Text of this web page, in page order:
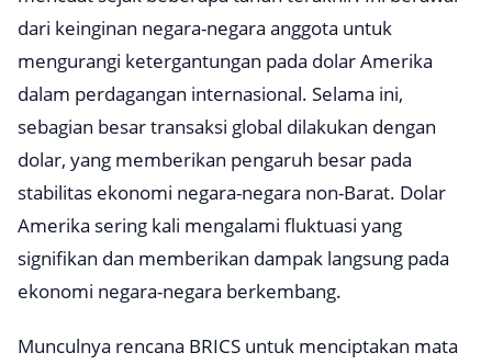
dari keinginan negara-negara anggota untuk
mengurangi ketergantungan pada dolar Amerika
dalam perdagangan internasional. Selama ini,
sebagian besar transaksi global dilakukan dengan
dolar, yang memberikan pengaruh besar pada
stabilitas ekonomi negara-negara non-Barat. Dolar
Amerika sering kali mengalami fluktuasi yang
signifikan dan memberikan dampak langsung pada
ekonomi negara-negara berkembang.
Munculnya rencana BRICS untuk menciptakan mata